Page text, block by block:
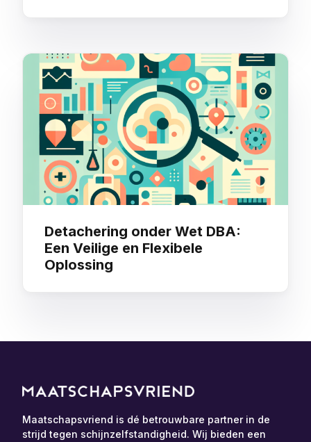
Detachering onder Wet DBA:
Een Veilige en Flexibele
Oplossing
Maatschapsvriend is dé betrouwbare partner in de
strijd tegen schijnzelfstandigheid. Wij bieden een